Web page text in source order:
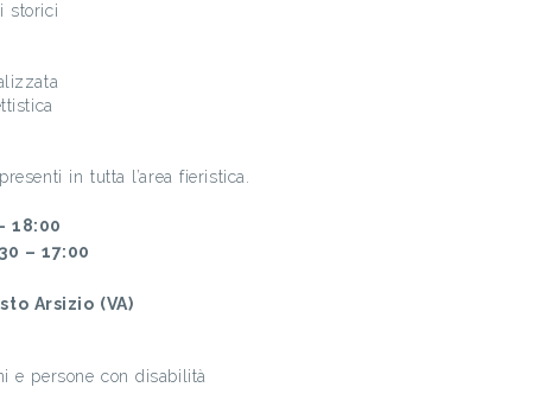
storici
in tutta l’area fieristica.
18:00
– 17:00
Arsizio (VA)
e persone con disabilità